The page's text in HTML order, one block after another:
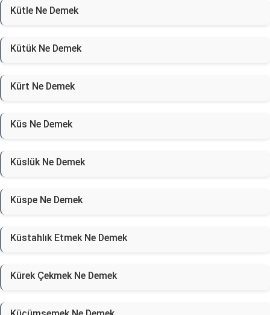
Kütle Ne Demek
Kütük Ne Demek
Kürt Ne Demek
Küs Ne Demek
Küslük Ne Demek
Küspe Ne Demek
Küstahlık Etmek Ne Demek
Kürek Çekmek Ne Demek